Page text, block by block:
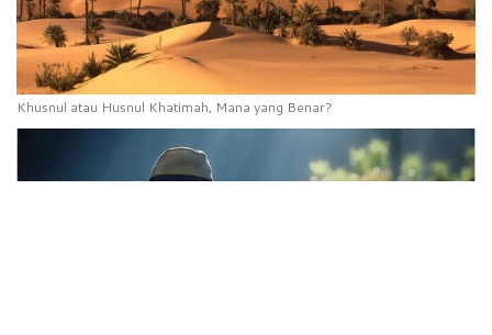
Khusnul atau Husnul Khatimah, Mana yang Benar?